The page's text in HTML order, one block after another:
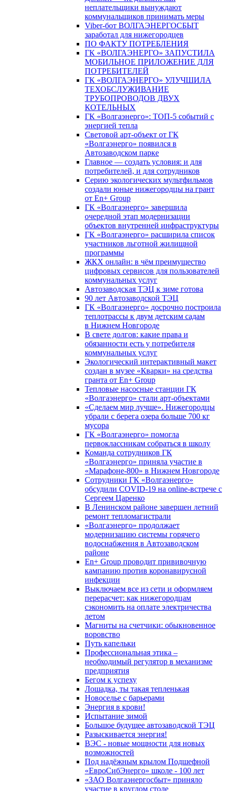
неплательщики вынуждают
коммунальщиков принимать меры
Viber-бот ВОЛГАЭНЕРГОСБЫТ
заработал для нижегородцев
ПО ФАКТУ ПОТРЕБЛЕНИЯ
ГК «ВОЛГАЭНЕРГО» ЗАПУСТИЛА
МОБИЛЬНОЕ ПРИЛОЖЕНИЕ ДЛЯ
ПОТРЕБИТЕЛЕЙ
ГК «ВОЛГАЭНЕРГО» УЛУЧШИЛА
ТЕХОБСЛУЖИВАНИЕ
ТРУБОПРОВОДОВ ДВУХ
КОТЕЛЬНЫХ
ГК «Волгаэнерго»: ТОП-5 событий с
энергией тепла
Световой арт-объект от ГК
«Волгаэнерго» появился в
Автозаводском парке
Главное — создать условия: и для
потребителей, и для сотрудников
Серию экологических мультфильмов
создали юные нижегородцы на грант
от En+ Group
ГК «Волгаэнерго» завершила
очередной этап модернизации
объектов внутренней инфраструктуры
ГК «Волгаэнерго» расширила список
участников льготной жилищной
программы
ЖКХ онлайн: в чём преимущество
цифровых сервисов для пользователей
коммунальных услуг
Автозаводская ТЭЦ к зиме готова
90 лет Автозаводской ТЭЦ
ГК «Волгаэнерго» досрочно построила
теплотрассы к двум детским садам
в Нижнем Новгороде
В свете долгов: какие права и
обязанности есть у потребителя
коммунальных услуг
Экологический интерактивный макет
создан в музее «Кварки» на средства
гранта от En+ Group
Тепловые насосные станции ГК
«Волгаэнерго» стали арт-объектами
«Сделаем мир лучше». Нижегородцы
убрали с берега озера больше 700 кг
мусора
ГК «Волгаэнерго» помогла
первоклассникам собраться в школу
Команда сотрудников ГК
«Волгаэнерго» приняла участие в
«Марафоне-800» в Нижнем Новгороде
Сотрудники ГК «Волгаэнерго»
обсудили COVID-19 на online-встрече с
Сергеем Царенко
В Ленинском районе завершен летний
ремонт тепломагистрали
«Волгаэнерго» продолжает
модернизацию системы горячего
водоснабжения в Автозаводском
районе
En+ Group проводит прививочную
кампанию против коронавирусной
инфекции
Выключаем все из сети и оформляем
перерасчет: как нижегородцам
сэкономить на оплате электричества
летом
Магниты на счетчики: обыкновенное
воровство
Путь капельки
Профессиональная этика –
необходимый регулятор в механизме
предприятия
Бегом к успеху
Лошадка, ты такая тепленькая
Новоселье с барьерами
Энергия в крови!
Испытание зимой
Большое будущее автозаводской ТЭЦ
Разыскивается энергия!
ВЭС - новые мощности для новых
возможностей
Под надёжным крылом Подшефной
«ЕвроСибЭнерго» школе - 100 лет
«ЗАО Волгаэнергосбыт» приняло
участие в круглом столе